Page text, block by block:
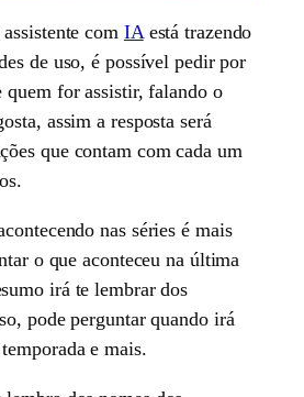
com IA está trazendo
de uso, é possível pedir por
quem for assistir, falando o
assim a resposta será
que contam com cada um
nas séries é mais
o que aconteceu na última
irá te lembrar dos
pode perguntar quando irá
e mais.